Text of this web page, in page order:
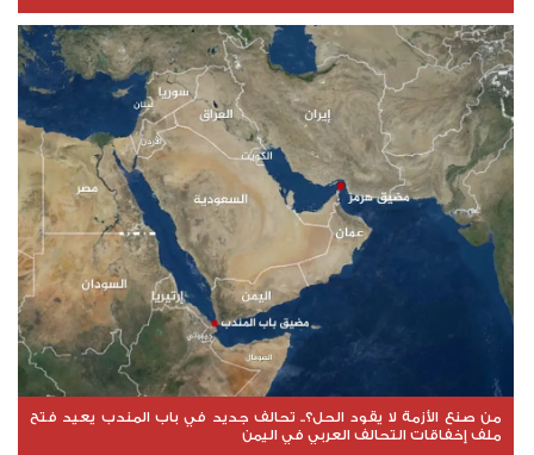
من صنع الأزمة لا يقود الحل؟.. تحالف جديد في باب المندب يعيد فتح
ملف إخفاقات التحالف العربي في اليمن